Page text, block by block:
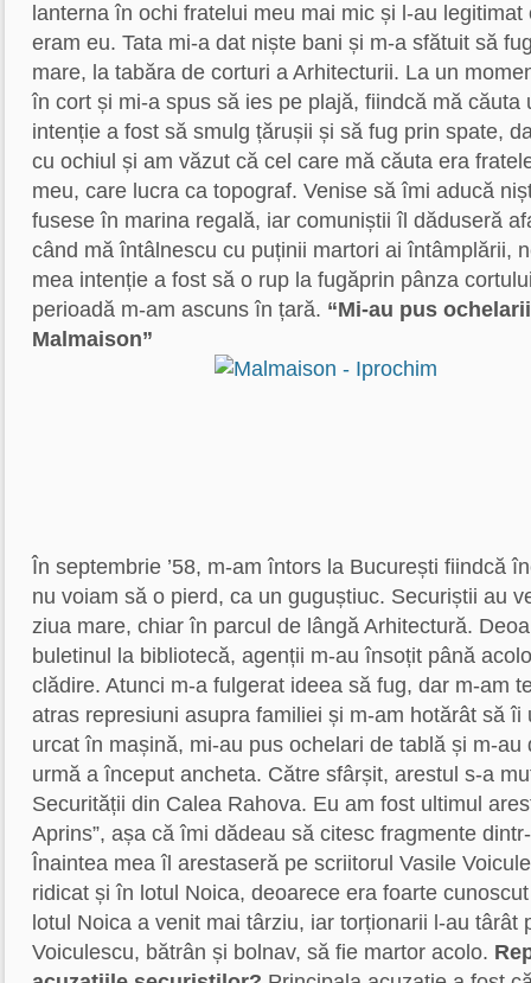
lanterna în ochi fratelui meu mai mic și l-au
eram eu. Tata mi-a dat niște bani și m-a sfătuit să
mare, la tabăra de corturi a Arhitecturii. La un
în cort și mi-a spus să ies pe plajă, fiindcă mă căuta
intenție a fost să smulg țărușii și să fug prin spate,
cu ochiul și am văzut că cel care mă căuta era
meu, care lucra ca topograf. Venise să îmi aducă
fusese în marina regală, iar comuniștii îl dăduseră
când mă întâlnescu cu puținii martori ai întâmplării,
mea intenție a fost să o rup la fugăprin pânza
perioadă m-am ascuns în țară. “Mi-au pus
Malmaison”
În septembrie ’58, m-am întors la București fiindcă
nu voiam să o pierd, ca un guguștiuc. Securiștii au
ziua mare, chiar în parcul de lângă Arhitectură.
buletinul la bibliotecă, agenții m-au însoțit până
clădire. Atunci m-a fulgerat ideea să fug, dar m-am
atras represiuni asupra familiei și m-am hotărât să îi
urcat în mașină, mi-au pus ochelari de tablă și m-au
urmă a început ancheta. Către sfârșit, arestul s-a
Securității din Calea Rahova. Eu am fost ultimul
Aprins”, așa că îmi dădeau să citesc fragmente
Înaintea mea îl arestaseră pe scriitorul Vasile
ridicat și în lotul Noica, deoarece era foarte
lotul Noica a venit mai târziu, iar torționarii l-au târât
Voiculescu, bătrân și bolnav, să fie martor acolo.